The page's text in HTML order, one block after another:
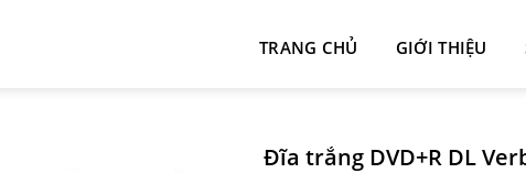
TRANG CHỦ GIỚI THIỆU
Đĩa trắng DVD+R DL